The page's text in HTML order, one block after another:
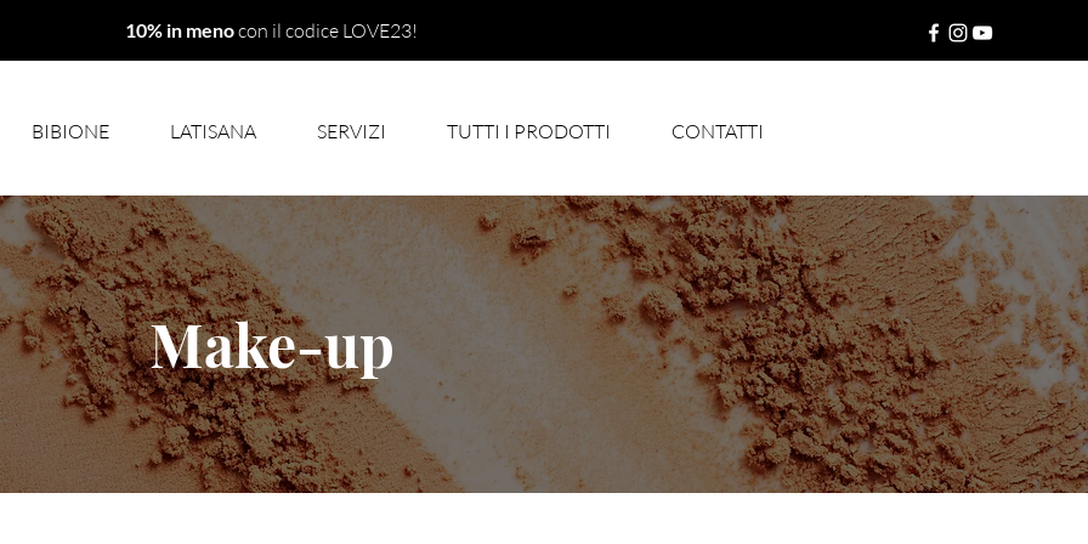
10% in menocon il codice LOVE23!
BIBIONE LATISANA SERVIZI TUTTI I PRODOTTI CONTATTI
Make-up